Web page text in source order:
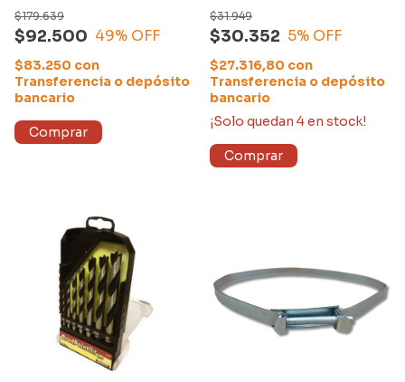
UNA BATERÍA de 1500
mAh
$92.500
$179.639
49% OFF
$83.250 con
Transferencia o depósito
bancario
$30.352
$31.949
5% OFF
$27.316,80 con
Transferencia o depósito
bancario
¡Solo quedan 4en stock!